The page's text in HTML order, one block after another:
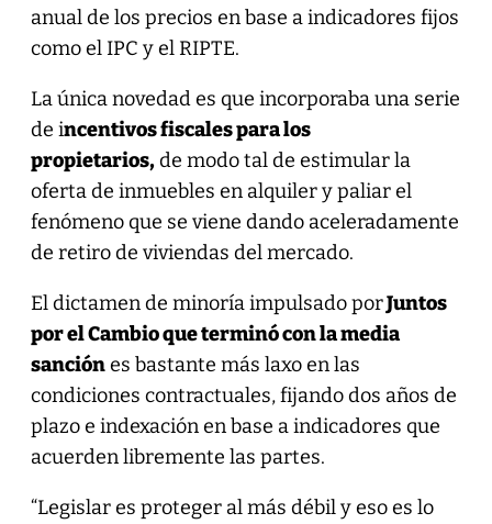
anual de los precios en base a indicadores fijos
como el IPC y el RIPTE.
La única novedad es que incorporaba una serie
de incentivos fiscales para los
propietarios,de modo tal de estimular la
oferta de inmuebles en alquiler y paliar el
fenómeno que se viene dando aceleradamente
de retiro de viviendas del mercado.
El dictamen de minoría impulsado porJuntos
por el Cambio que terminó con la media
sanciónes bastante más laxo en las
condiciones contractuales, fijando dos años de
plazo e indexación en base a indicadores que
acuerden libremente las partes.
“Legislar es proteger al más débil y eso es lo